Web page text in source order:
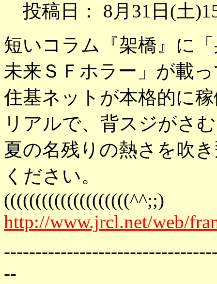
投稿日： 8月31日(土
短いコラム『架橋』に
未来ＳＦホラー」が載
住基ネットが本格的に
リアルで、背スジがさ
夏の名残りの熱さを吹
ください。
((((((((((((((((((((^^;;)
http://www.jrcl.net/web/
--